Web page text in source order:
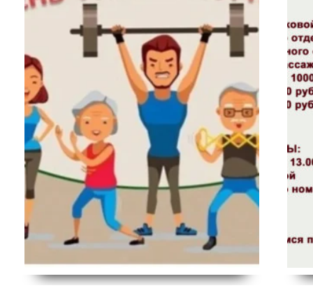
мероприятия,
📍 Место:
8 июля — тёплый
самым важным
В этот день мы
— пример
а ещё говорим
их […]
ДЕНЬ РЕЧНИКА.
3 июля в 14.00 пройдет праздничное
посвященное Дню речника на площади
округа «Жатай». 🌊 День речника — особый
для нашего поселка: река и флот — важная
нашей истории и жизни. В этот день мы
благодарностью чествуем тех, кто трудится
обеспечивает навигацию и связывает берега.
Что вас ждет: Приходите всей […]